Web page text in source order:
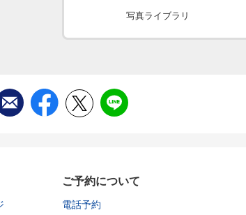
写真ライブラリ
ご予約について
電話予約